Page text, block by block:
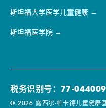
斯坦福大学医学儿童健康
斯坦福医学院
税务识别号：77-
© 2026 露西尔·帕卡德儿童健康